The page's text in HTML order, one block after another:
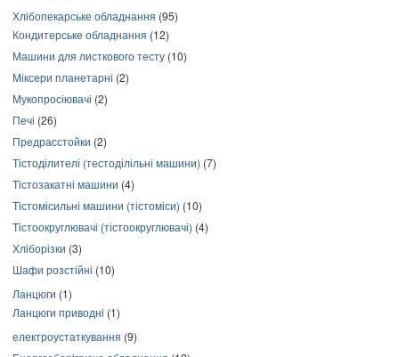
Хлібопекарське обладнання (95)
Кондитерське обладнання (12)
Машини для листкового тесту (10)
Міксери планетарні (2)
Мукопросіювачі (2)
Печі (26)
Предрасстойки (2)
Тістоділителі (тестоділільні машини) (7)
Тістозакатні машини (4)
Тістомісильні машини (тістоміси) (10)
Тістоокруглювачі (тістоокруглювачі) (4)
Хліборізки (3)
Шафи розстійні (10)
Ланцюги (1)
Ланцюги приводні (1)
електроустаткування (9)